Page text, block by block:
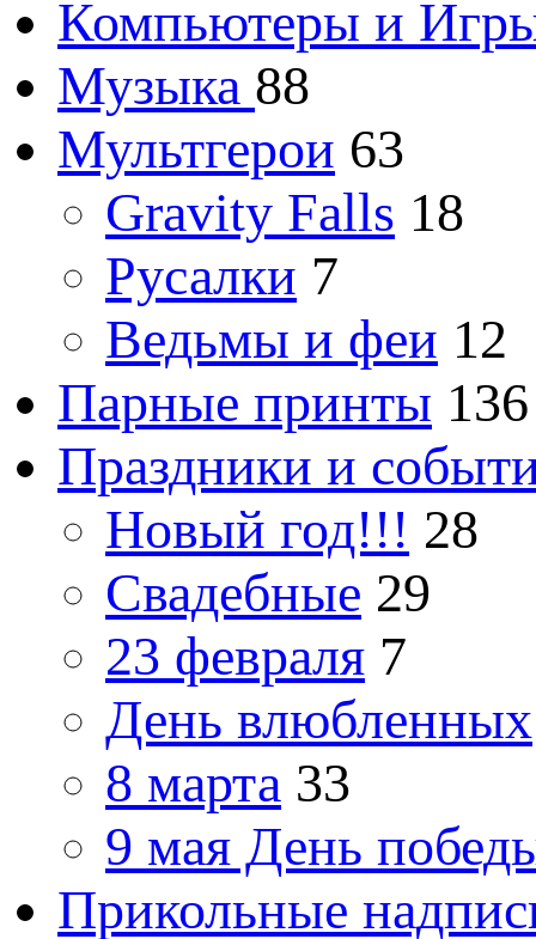
Компьютеры и
Музыка 88
Мультгерои 63
Gravity Falls 18
Русалки 7
Ведьмы и феи 12
Парные принты 136
Праздники и
Новый год!!! 28
Свадебные 29
23 февраля 7
День влюбленных
8 марта 33
9 мая День
Прикольные